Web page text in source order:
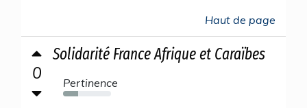
Haut de page
0
Solidarité France Afrique et Caraïbes
Pertinence
31%